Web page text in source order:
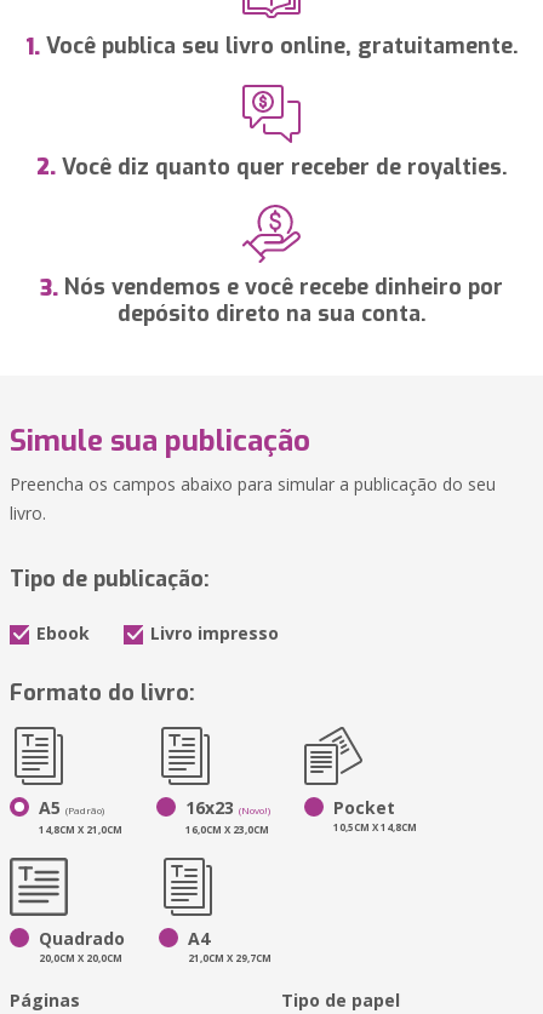
1.Você publica seu livro online, gratuitamente.
2.Você diz quanto quer receber de royalties.
3. Nós vendemos e você recebe dinheiro por
depósito direto na sua conta.
Simule sua publicação
Preencha os campos abaixo para simular a publicação do seu
livro.
Tipo de publicação:
Ebook Livro impresso
Formato do livro:
A5 (Padrão)
14,8CM X 21,0CM
16x23 (Novo!)
16,0CM X 23,0CM
Pocket
10,5CM X 14,8CM
Quadrado
20,0CM X 20,0CM
A4
21,0CM X 29,7CM
Páginas Tipo de papel